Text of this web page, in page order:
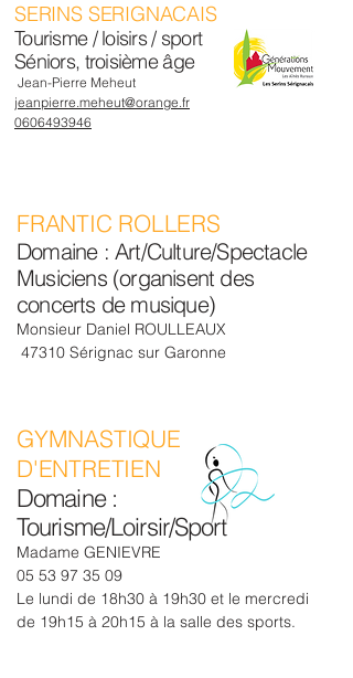
SERINS SERIGNACAIS
Tourisme / loisirs / sport
Séniors, troisième âge
Jean-Pierre Meheut
jeanpierre.meheut@orange.fr
0606493946
FRANTIC ROLLERS
Domaine : Art/Culture/Spectacle
Musiciens (organisent des
concerts de musique)
Monsieur Daniel ROULLEAUX
47310 Sérignac sur Garonne
GYMNASTIQUE
D'ENTRETIEN
Domaine :
Tourisme/Loirsir/Sport
Madame GENIEVRE
05 53 97 35 09
Le lundi de 18h30 à 19h30 et le mercredi
de 19h15 à 20h15 à la salle des sports.